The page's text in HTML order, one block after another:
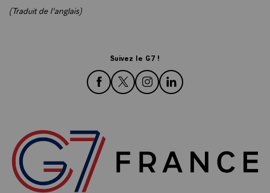
(Traduit de l'anglais)
Suivez le G7 !
rejoignez-nous sur Facebook
rejoignez-nous sur Twitter
rejoignez-nous sur
rejoignez-nous sur